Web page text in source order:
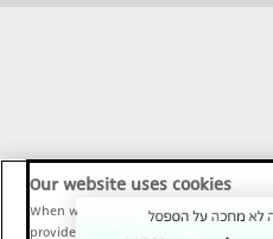
Our website uses cookies
When we provide Maariv, TMI and
provide social media features and to